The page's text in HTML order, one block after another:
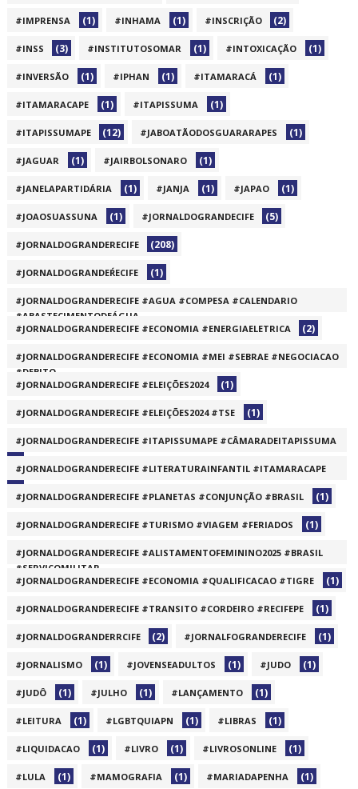
#IMPRENSA (1) #INHAMA (1) #INSCRIÇÃO (2)
#INSS (3) #INSTITUTOSOMAR (1) #INTOXICAÇÃO (1)
#INVERSÃO (1) #IPHAN (1) #ITAMARACÁ (1)
#ITAMARACAPE (1) #ITAPISSUMA (1)
#ITAPISSUMAPE (12) #JABOATÃODOSGUARARAPES (1)
#JAGUAR (1) #JAIRBOLSONARO (1)
#JANELAPARTIDÁRIA (1) #JANJA (1) #JAPAO (1)
#JOAOSUASSUNA (1) #JORNALDOGRANDECIFE (5)
#JORNALDOGRANDERECIFE (208)
#JORNALDOGRANDEŔECIFE (1)
#JORNALDOGRANDERECIFE #AGUA #COMPESA #CALENDARIO
#ABASTECIMENTODEÁGUA
(1)
#JORNALDOGRANDERECIFE #ECONOMIA #ENERGIAELETRICA (2)
#JORNALDOGRANDERECIFE #ECONOMIA #MEI #SEBRAE #NEGOCIACAO
#DEBITO
(1)
#JORNALDOGRANDERECIFE #ELEIÇÕES2024 (1)
#JORNALDOGRANDERECIFE #ELEIÇÕES2024 #TSE (1)
#JORNALDOGRANDERECIFE #ITAPISSUMAPE #CÂMARADEITAPISSUMA
(1)
#JORNALDOGRANDERECIFE #LITERATURAINFANTIL #ITAMARACAPE
(1)
#JORNALDOGRANDERECIFE #PLANETAS #CONJUNÇÃO #BRASIL (1)
#JORNALDOGRANDERECIFE #TURISMO #VIAGEM #FERIADOS (1)
#JORNALDOGRANDERECIFE #ALISTAMENTOFEMININO2025 #BRASIL
#SERVIÇOMILITAR
(1)
#JORNALDOGRANDERECIFE #ECONOMIA #QUALIFICACAO #TIGRE (1)
#JORNALDOGRANDERECIFE #TRANSITO #CORDEIRO #RECIFEPE (1)
#JORNALDOGRANDERRCIFE (2) #JORNALFOGRANDERECIFE (1)
#JORNALISMO (1) #JOVENSEADULTOS (1) #JUDO (1)
#JUDÔ (1) #JULHO (1) #LANÇAMENTO (1)
#LEITURA (1) #LGBTQUIAPN (1) #LIBRAS (1)
#LIQUIDACAO (1) #LIVRO (1) #LIVROSONLINE (1)
#LULA (1) #MAMOGRAFIA (1) #MARIADAPENHA (1)